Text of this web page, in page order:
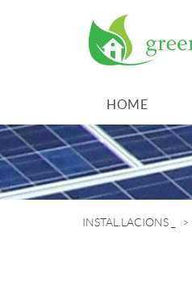
HOME
INSTAL.LACIONS